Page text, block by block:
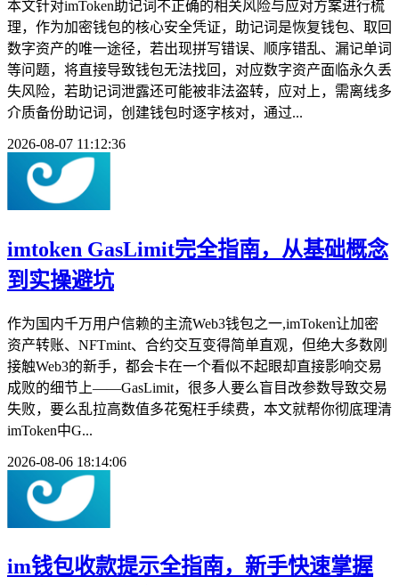
本文针对imToken助记词不正确的相关风险与应对方案进行梳
理，作为加密钱包的核心安全凭证，助记词是恢复钱包、取回
数字资产的唯一途径，若出现拼写错误、顺序错乱、漏记单词
等问题，将直接导致钱包无法找回，对应数字资产面临永久丢
失风险，若助记词泄露还可能被非法盗转，应对上，需离线多
介质备份助记词，创建钱包时逐字核对，通过...
2026-08-07 11:12:36
imtoken GasLimit完全指南，从基础概念
到实操避坑
作为国内千万用户信赖的主流Web3钱包之一,imToken让加密
资产转账、NFTmint、合约交互变得简单直观，但绝大多数刚
接触Web3的新手，都会卡在一个看似不起眼却直接影响交易
成败的细节上——GasLimit，很多人要么盲目改参数导致交易
失败，要么乱拉高数值多花冤枉手续费，本文就帮你彻底理清
imToken中G...
2026-08-06 18:14:06
im钱包收款提示全指南，新手快速掌握